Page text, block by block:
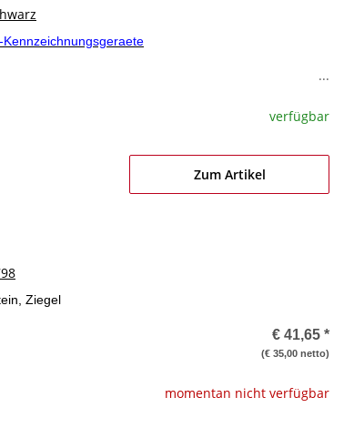
...
verfügbar
Zum Artikel
Ziegel
€ 41,65 *
(€ 35,00 netto)
momentan nicht verfügbar